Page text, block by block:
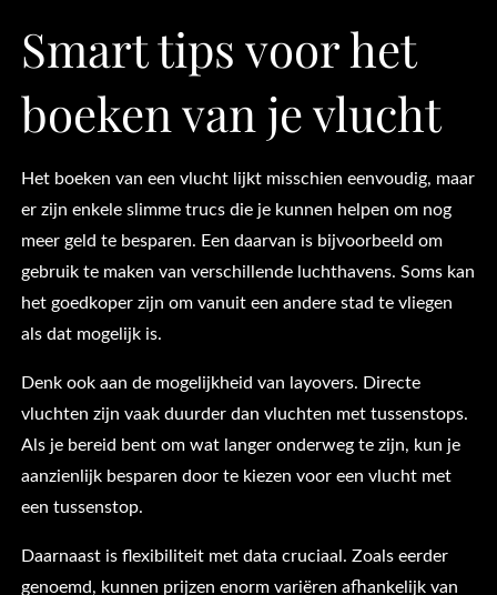
Smart tips voor het
boeken van je vlucht
Het boeken van een vlucht lijkt misschien eenvoudig, maar
er zijn enkele slimme trucs die je kunnen helpen om nog
meer geld te besparen. Een daarvan is bijvoorbeeld om
gebruik te maken van verschillende luchthavens. Soms kan
het goedkoper zijn om vanuit een andere stad te vliegen
als dat mogelijk is.
Denk ook aan de mogelijkheid van layovers. Directe
vluchten zijn vaak duurder dan vluchten met tussenstops.
Als je bereid bent om wat langer onderweg te zijn, kun je
aanzienlijk besparen door te kiezen voor een vlucht met
een tussenstop.
Daarnaast is flexibiliteit met data cruciaal. Zoals eerder
genoemd, kunnen prijzen enorm variëren afhankelijk van